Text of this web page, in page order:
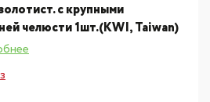
с крупными
челюсти 1шт.(KWI, Taiwan)